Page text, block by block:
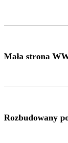
Mała strona
Rozbudowany